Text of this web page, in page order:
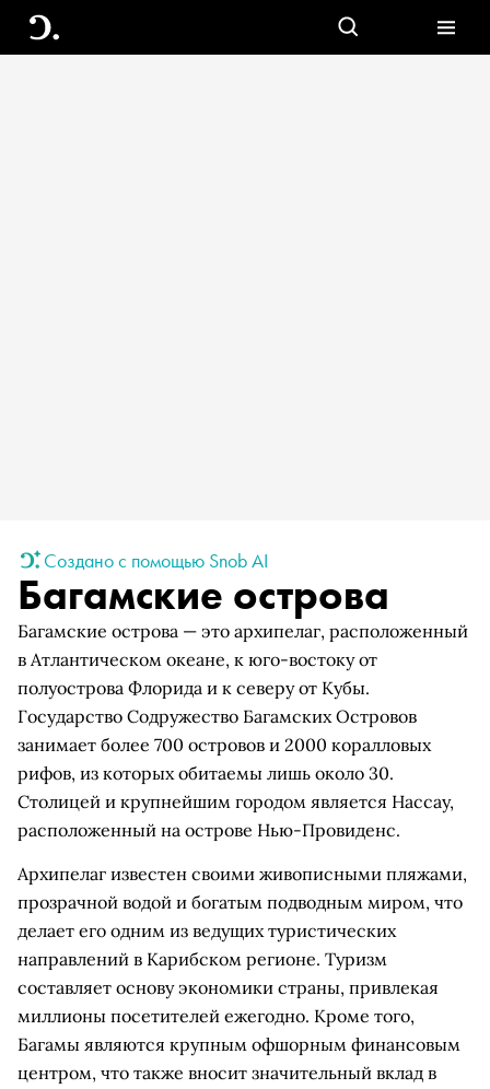
Создано с помощью Snob AI
Багамские острова
Багамские острова — это архипелаг, расположенный
в Атлантическом океане, к юго-востоку от
полуострова Флорида и к северу от Кубы.
Государство Содружество Багамских Островов
занимает более 700 островов и 2000 коралловых
рифов, из которых обитаемы лишь около 30.
Столицей и крупнейшим городом является Нассау,
расположенный на острове Нью-Провиденс.
Архипелаг известен своими живописными пляжами,
прозрачной водой и богатым подводным миром, что
делает его одним из ведущих туристических
направлений в Карибском регионе. Туризм
составляет основу экономики страны, привлекая
миллионы посетителей ежегодно. Кроме того,
Багамы являются крупным офшорным финансовым
центром, что также вносит значительный вклад в